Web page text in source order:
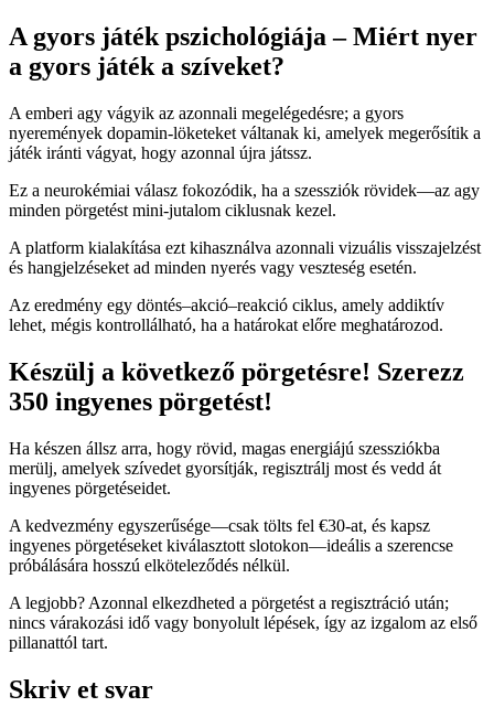
A gyors játék pszichológiája – Miért nyer
a gyors játék a szíveket?
A emberi agy vágyik az azonnali megelégedésre; a gyors
nyeremények dopamin‑löketeket váltanak ki, amelyek megerősítik a
játék iránti vágyat, hogy azonnal újra játssz.
Ez a neurokémiai válasz fokozódik, ha a szessziók rövidek—az agy
minden pörgetést mini‑jutalom ciklusnak kezel.
A platform kialakítása ezt kihasználva azonnali vizuális visszajelzést
és hangjelzéseket ad minden nyerés vagy veszteség esetén.
Az eredmény egy döntés–akció–reakció ciklus, amely addiktív
lehet, mégis kontrollálható, ha a határokat előre meghatározod.
Készülj a következő pörgetésre! Szerezz
350 ingyenes pörgetést!
Ha készen állsz arra, hogy rövid, magas energiájú szessziókba
merülj, amelyek szívedet gyorsítják, regisztrálj most és vedd át
ingyenes pörgetéseidet.
A kedvezmény egyszerűsége—csak tölts fel €30-at, és kapsz
ingyenes pörgetéseket kiválasztott slotokon—ideális a szerencse
próbálására hosszú elköteleződés nélkül.
A legjobb? Azonnal elkezdheted a pörgetést a regisztráció után;
nincs várakozási idő vagy bonyolult lépések, így az izgalom az első
pillanattól tart.
Skriv et svar